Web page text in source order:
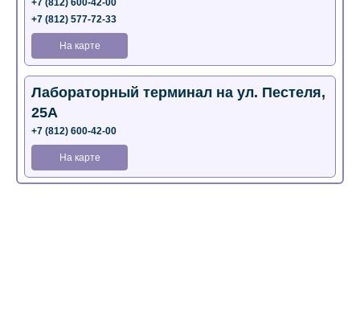
+7 (812) 600-42-00
+7 (812) 577-72-33
На карте
Лабораторный терминал на ул. Пестеля,
25А
+7 (812) 600-42-00
На карте